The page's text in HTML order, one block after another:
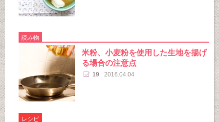
読み物
米粉、小麦粉を使用した生地を揚げ
る場合の注意点
19 2016.04.04
レシピ